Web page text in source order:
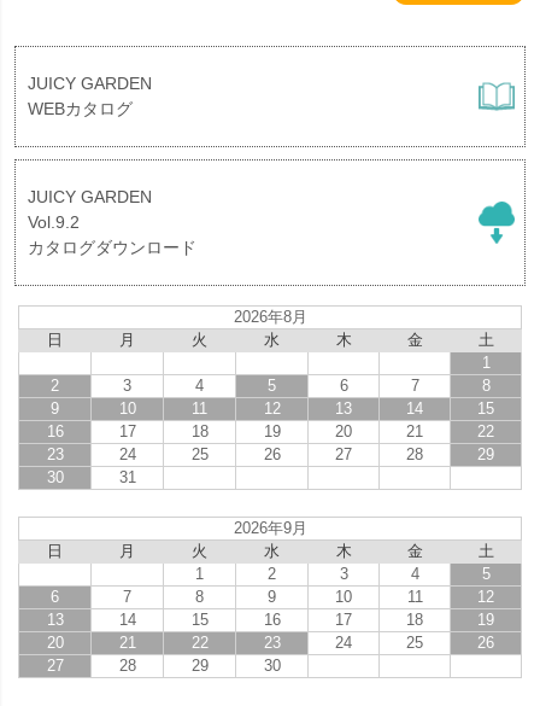
JUICY GARDEN
WEBカタログ
JUICY GARDEN
Vol.9.2
カタログダウンロード
2026年8月
日
月 火 水 木 金
土
1
2
3 4 5 6 7
8
9
10 11 12 13 14
15
16
17 18 19 20 21
22
23
24 25 26 27 28
29
30
31
2026年9月
日
月 火 水 木 金
土
1
2 3 4
5
6
7 8 9 10 11
12
13
14 15 16 17 18
19
20
21 22 23 24 25
26
27
28 29 30